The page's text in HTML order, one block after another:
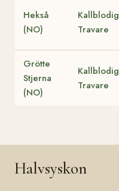
Hekså
(NO)
Kallblodig
Travare
Grötte
Stjerna
(NO)
Kallblodig
Travare
Halvsyskon